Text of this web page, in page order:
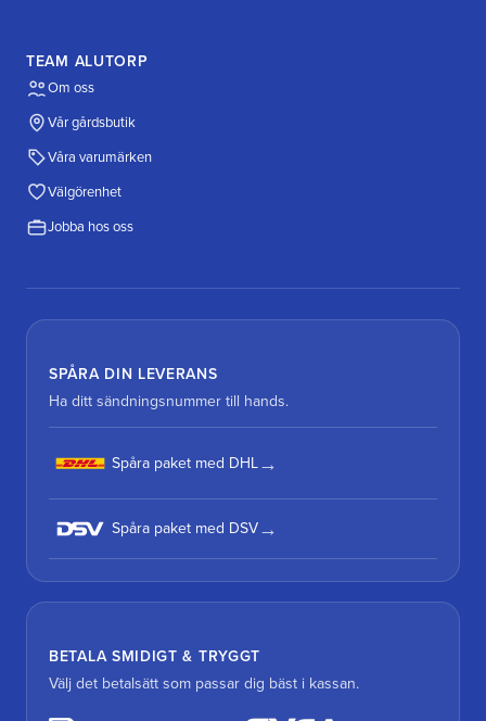
TEAM ALUTORP
Om oss
Vår gårdsbutik
Våra varumärken
Välgörenhet
Jobba hos oss
SPÅRA DIN LEVERANS
Ha ditt sändningsnummer till hands.
Spåra paket med DHL
Spåra paket med DSV
BETALA SMIDIGT & TRYGGT
Välj det betalsätt som passar dig bäst i kassan.